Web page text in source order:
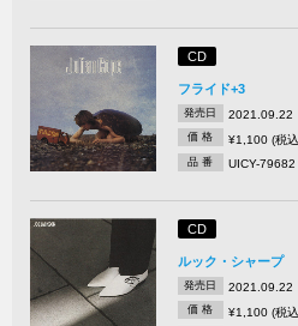
CD
フライド+3
発売日 2021.09.22
価 格 ¥1,100 (税
品 番 UICY-79682
CD
ルック・シャープ
発売日 2021.09.22
価 格 ¥1,100 (税